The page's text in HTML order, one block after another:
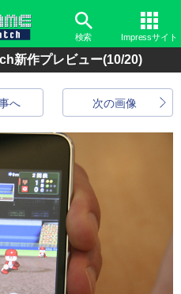
検索 Impressサイト
新作プレビュー(10/20)
次の画像
へ